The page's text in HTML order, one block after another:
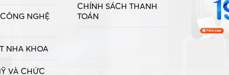
NGHỆ
NHA KHOA
VÀ CHỨC
CHÍNH SÁCH THANH
TOÁN